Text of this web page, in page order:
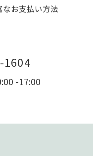
なお支払い方法
1604
-17:00